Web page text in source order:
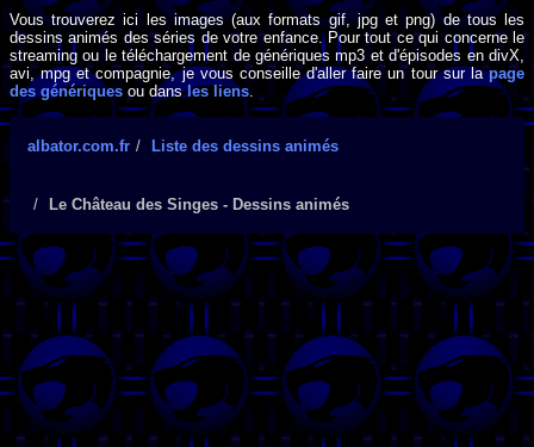
Vous trouverez ici les images (aux formats gif, jpg et png) de tous les
dessins animés des séries de votre enfance. Pour tout ce qui concerne le
streaming ou le téléchargement de génériques mp3 et d'épisodes en divX,
avi, mpg et compagnie, je vous conseille d'aller faire un tour sur lapage
des génériques ou dansles liens.
albator.com.fr Liste des dessins animés
Le Château des Singes - Dessins animés